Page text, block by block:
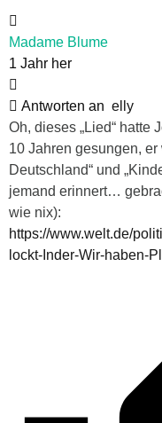
Madame Blume
1 Jahr her
Antworten an elly
Oh, dieses „Lied“ hatte
10 Jahren gesungen,
Deutschland“ und
jemand erinnert…
wie nix):
https://www.welt.de/
lockt-Inder-Wir-haben-